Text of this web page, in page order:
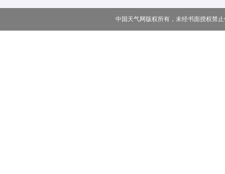
中国天气网版权所有，未经书面授权